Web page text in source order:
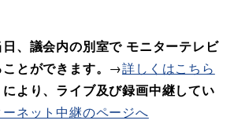
、議会内の別室で モニターテレビ
とができます。 →詳しくはこちら
より、ライブ及び録画中継してい
ーネット中継のページへ